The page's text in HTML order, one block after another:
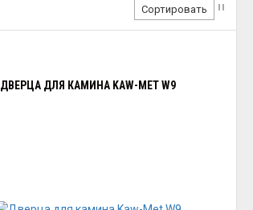
Сортировать
ДВЕРЦА ДЛЯ КАМИНА KAW-MET W9